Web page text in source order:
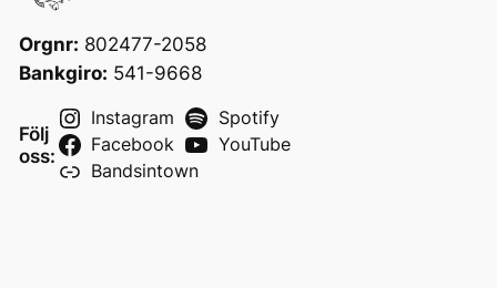
Orgnr: 802477-2058
Bankgiro: 541-9668
Följ
oss:
Instagram
Spotify
Facebook
YouTube
Bandsintown